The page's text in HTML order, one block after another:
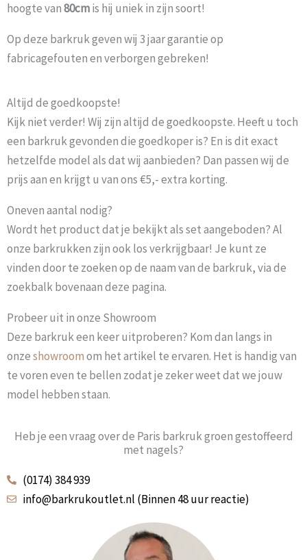
hoogte van80cmis hij uniek in zijn soort!
Op deze barkruk geven wij 3 jaar garantie op
fabricagefouten en verborgen gebreken!
Altijd de goedkoopste!
Kijk niet verder! Wij zijn altijd de goedkoopste. Heeft u toch
een barkruk gevonden die goedkoper is? En is dit exact
hetzelfde model als dat wij aanbieden? Dan passen wij de
prijs aan en krijgt u van ons €5,- extra korting.
Oneven aantal nodig?
Wordt het product dat je bekijkt als set aangeboden? Al
onze barkrukken zijn ook los verkrijgbaar! Je kunt ze
vinden door te zoeken op de naam van de barkruk, via de
zoekbalk bovenaan deze pagina.
Probeer uit in onze Showroom
Deze barkruk een keer uitproberen? Kom dan langs in
onzeshowroomom het artikel te ervaren. Het is handig van
te voren even te bellen zodat je zeker weet dat we jouw
model hebben staan.
Heb je een vraag over de Paris barkruk groen gestoffeerd
met nagels?
(0174) 384 939
info@barkrukoutlet.nl (Binnen 48 uur reactie)